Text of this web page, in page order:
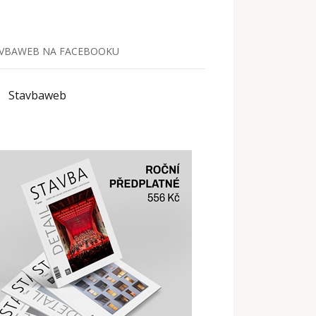
NA FACEBOOKU
Stavbaweb